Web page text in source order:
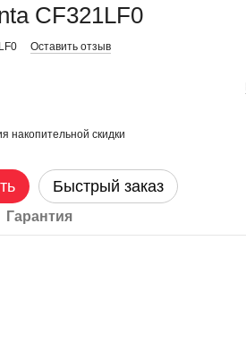
CF321LF0
Оставить отзыв
накопительной скидки
Быстрый заказ
Гарантия